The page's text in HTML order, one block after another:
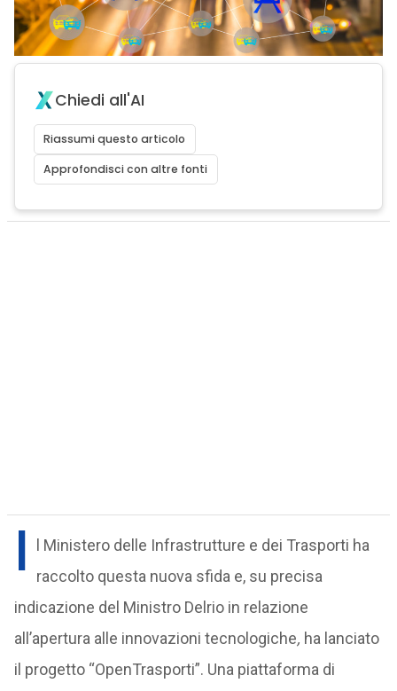
Chiedi all'AI
Riassumi questo articolo
Approfondisci con altre fonti
I
l Ministero delle Infrastrutture e dei Trasporti ha
raccolto questa nuova sfida e, su precisa
indicazione del Ministro Delrio in relazione
all’apertura alle innovazioni tecnologiche, ha lanciato
il progetto “OpenTrasporti”. Una piattaforma di